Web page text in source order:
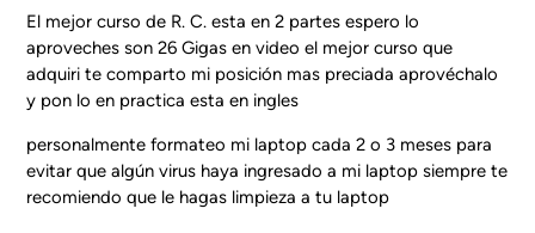
El mejor curso de R. C. esta en 2 partes espero lo
aproveches son 26 Gigas en video el mejor curso que
adquiri te comparto mi posición mas preciada aprovéchalo
y pon lo en practica esta en ingles
personalmente formateo mi laptop cada 2 o 3 meses para
evitar que algún virus haya ingresado a mi laptop siempre te
recomiendo que le hagas limpieza a tu laptop